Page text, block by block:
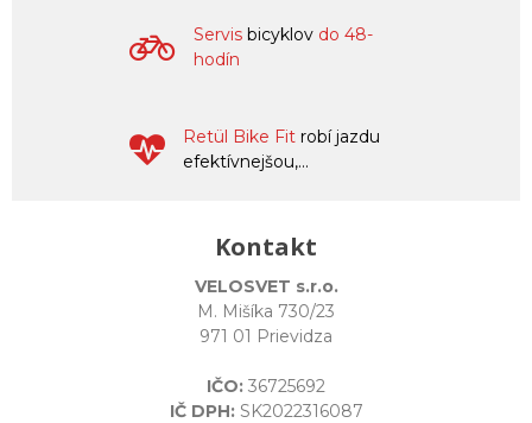
Servis bicyklov do 48-
hodín
Retül Bike Fit robí jazdu
efektívnejšou,...
Kontakt
VELOSVET s.r.o.
M. Mišíka 730/23
971 01 Prievidza
IČO: 36725692
IČ DPH: SK2022316087